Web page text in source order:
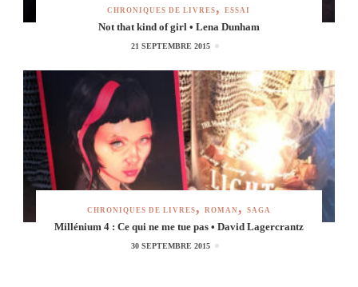
CHRONIQUES DE LIVRES ESSAI
Not that kind of girl • Lena Dunham
21 SEPTEMBRE 2015
CHRONIQUES DE LIVRES ROMAN SAGA
Millénium 4 : Ce qui ne me tue pas • David Lagercrantz
30 SEPTEMBRE 2015